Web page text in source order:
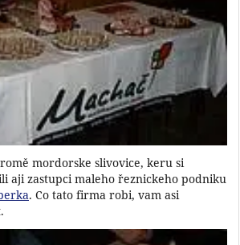
mordorske slivovice, keru si
aji zastupci maleho řeznickeho podniku
. Co tato firma robi, vam asi